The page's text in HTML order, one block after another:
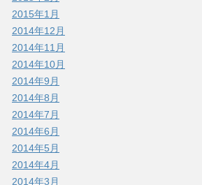
2015年1月
2014年12月
2014年11月
2014年10月
2014年9月
2014年8月
2014年7月
2014年6月
2014年5月
2014年4月
2014年3月